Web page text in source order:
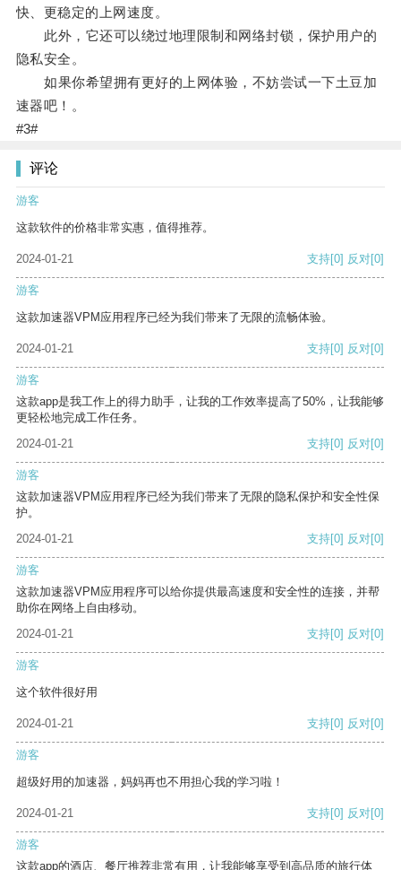
快、更稳定的上网速度。
此外，它还可以绕过地理限制和网络封锁，保护用户的
隐私安全。
如果你希望拥有更好的上网体验，不妨尝试一下土豆加
速器吧！。
#3#
评论
游客
这款软件的价格非常实惠，值得推荐。
2024-01-21 支持[0] 反对[0]
游客
这款加速器VPM应用程序已经为我们带来了无限的流畅体验。
2024-01-21 支持[0] 反对[0]
游客
这款app是我工作上的得力助手，让我的工作效率提高了50%，让我能够
更轻松地完成工作任务。
2024-01-21
支持[0] 反对[0]
游客
这款加速器VPM应用程序已经为我们带来了无限的隐私保护和安全性保
护。
2024-01-21
支持[0] 反对[0]
游客
这款加速器VPM应用程序可以给你提供最高速度和安全性的连接，并帮
助你在网络上自由移动。
2024-01-21
支持[0] 反对[0]
游客
这个软件很好用
2024-01-21 支持[0] 反对[0]
游客
超级好用的加速器，妈妈再也不用担心我的学习啦！
2024-01-21 支持[0] 反对[0]
游客
这款app的酒店、餐厅推荐非常有用，让我能够享受到高品质的旅行体